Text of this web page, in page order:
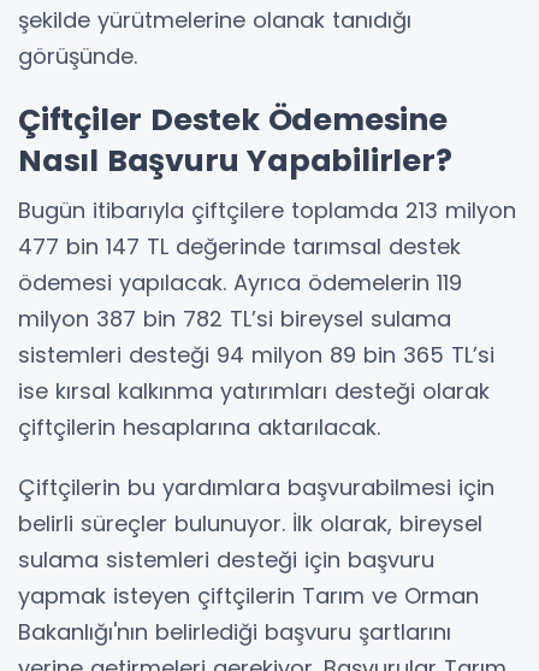
şekilde yürütmelerine olanak tanıdığı
görüşünde.
Çiftçiler Destek Ödemesine
Nasıl Başvuru Yapabilirler?
Bugün itibarıyla çiftçilere toplamda 213 milyon
477 bin 147 TL değerinde tarımsal destek
ödemesi yapılacak. Ayrıca ödemelerin 119
milyon 387 bin 782 TL’si bireysel sulama
sistemleri desteği 94 milyon 89 bin 365 TL’si
ise kırsal kalkınma yatırımları desteği olarak
çiftçilerin hesaplarına aktarılacak.
Çiftçilerin bu yardımlara başvurabilmesi için
belirli süreçler bulunuyor. İlk olarak, bireysel
sulama sistemleri desteği için başvuru
yapmak isteyen çiftçilerin Tarım ve Orman
Bakanlığı'nın belirlediği başvuru şartlarını